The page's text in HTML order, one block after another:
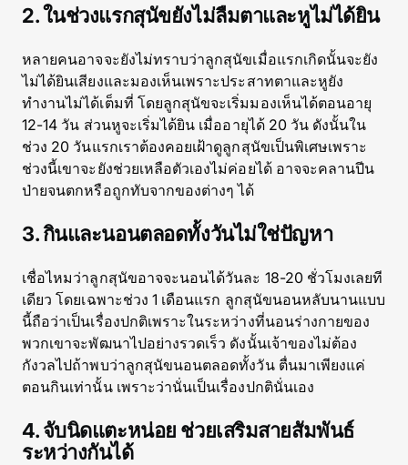
2. ในช่วงแรกสุนัขยังไม่ลืมตาและหูไม่ได้ยิน
หลายคนอาจจะยังไม่ทราบว่าลูกสุนัขเมื่อแรกเกิดนั้นจะยัง
ไม่ได้ยินเสียงและมองเห็นเพราะประสาทตาและหูยัง
ทำงานไม่ได้เต็มที่ โดยลูกสุนัขจะเริ่มมองเห็นได้ตอนอายุ
12-14 วัน ส่วนหูจะเริ่มได้ยิน เมื่ออายุได้ 20 วัน ดังนั้นใน
ช่วง 20 วันแรกเราต้องคอยเฝ้าดูลูกสุนัขเป็นพิเศษเพราะ
ช่วงนี้เขาจะยังช่วยเหลือตัวเองไม่ค่อยได้ อาจจะคลานปีน
ป่ายจนตกหรือถูกทับจากของต่างๆ ได้
3. กินและนอนตลอดทั้งวันไม่ใช่ปัญหา
เชื่อไหมว่าลูกสุนัขอาจจะนอนได้วันละ 18-20 ชั่วโมงเลยที
เดียว โดยเฉพาะช่วง 1 เดือนแรก ลูกสุนัขนอนหลับนานแบบ
นี้ถือว่าเป็นเรื่องปกติเพราะในระหว่างที่นอนร่างกายของ
พวกเขาจะพัฒนาไปอย่างรวดเร็ว ดังนั้นเจ้าของไม่ต้อง
กังวลไปถ้าพบว่าลูกสุนัขนอนตลอดทั้งวัน ตื่นมาเพียงแค่
ตอนกินเท่านั้น เพราะว่านั่นเป็นเรื่องปกตินั่นเอง
4. จับนิดแตะหน่อย ช่วยเสริมสายสัมพันธ์
ระหว่างกันได้